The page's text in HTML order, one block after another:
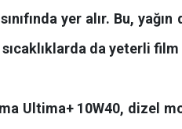
yer alır. Bu,
da yeterli
Ultima+ 10W40, dizel